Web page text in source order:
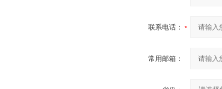
联系电话：
常用邮箱：